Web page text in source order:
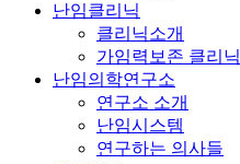
난임클리닉
클리닉소개
가임력보존 클리닉
난임의학연구소
연구소 소개
난임시스템
연구하는 의사들